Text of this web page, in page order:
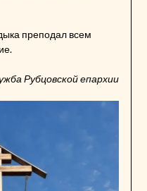
преподал всем
Рубцовской епархии